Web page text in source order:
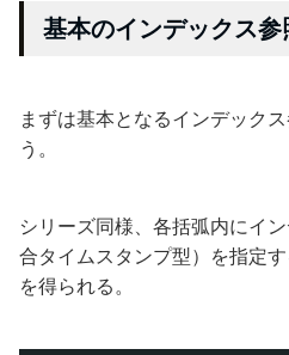
基本のインデックス参
まずは基本となるインデック
う。
シリーズ同様、各括弧内にイ
合タイムスタンプ型）を指定
を得られる。